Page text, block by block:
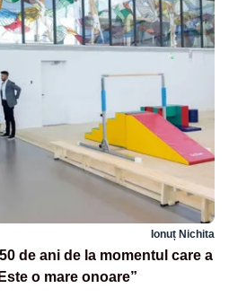
Ionuț Nichita
de ani de la momentul care a
o mare onoare”